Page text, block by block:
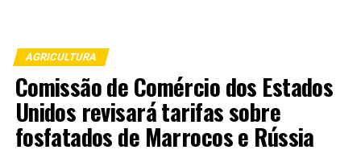
AGRICULTURA
Comissão de Comércio dos Estados
Unidos revisará tarifas sobre
fosfatados de Marrocos e Rússia